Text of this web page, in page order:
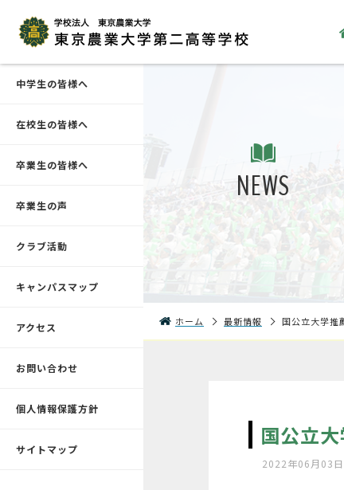
中学生の皆様へ
在校生の皆様へ
卒業生の皆様へ
卒業生の声
クラブ活動
キャンパスマップ
アクセス
お問い合わせ
個人情報保護方針
サイトマップ
NEWS
ホーム 最新情報 国公立大学推
国公立
2022年06月03日